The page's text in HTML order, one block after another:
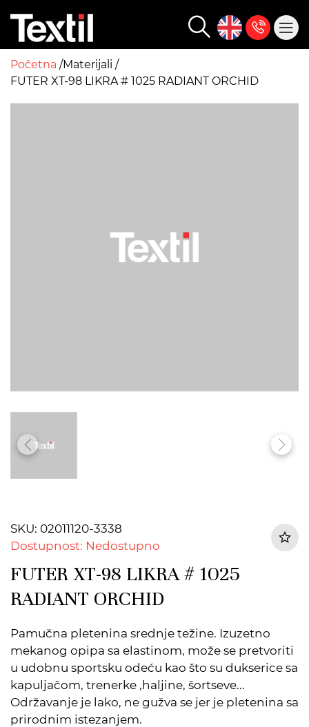
Početna Materijali
FUTER XT-98 LIKRA # 1025 RADIANT ORCHID
SKU: 02011120-3338
Dostupnost: Nedostupno
FUTER XT-98 LIKRA # 1025
RADIANT ORCHID
Pamučna pletenina srednje težine. Izuzetno
mekanog opipa sa elastinom, može se pretvoriti
u udobnu sportsku odeću kao što su dukserice sa
kapuljačom, trenerke ,haljine, šortseve...
Održavanje je lako, ne gužva se jer je pletenina sa
prirodnim istezanjem.